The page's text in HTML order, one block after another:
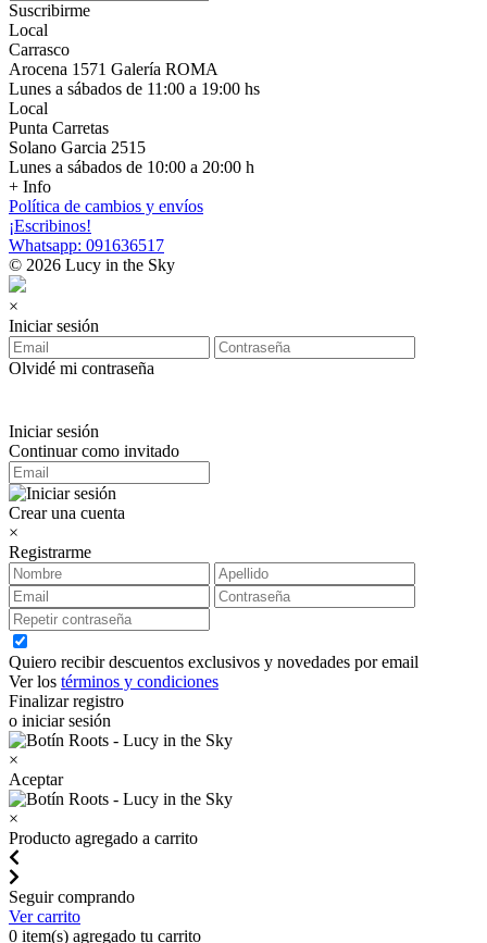
Suscribirme
Local
Carrasco
Arocena 1571 Galería ROMA
Lunes a sábados de 11:00 a 19:00 hs
Local
Punta Carretas
Solano Garcia 2515
Lunes a sábados de 10:00 a 20:00 h
+ Info
Política de cambios y envíos
¡Escribinos!
Whatsapp: 091636517
© 2026 Lucy in the Sky
×
Iniciar sesión
Olvidé mi contraseña
Iniciar sesión
Continuar como invitado
Crear una cuenta
×
Registrarme
Quiero recibir descuentos exclusivos y novedades por email
Ver los términos y condiciones
Finalizar registro
o iniciar sesión
×
Aceptar
×
Producto agregado a carrito
Seguir comprando
Ver carrito
0 item(s) agregado tu carrito